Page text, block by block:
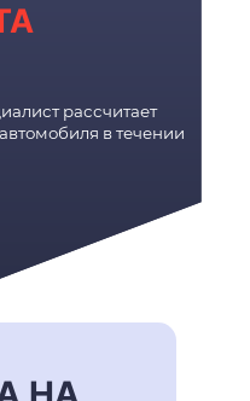
рассчитает
в течении